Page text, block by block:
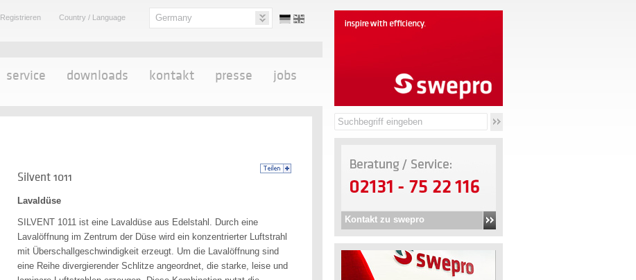
Registrieren Country / Language Germany
Kontakt zu swepro
service downloads kontakt presse jobs
Silvent 1011
Lavaldüse
SILVENT 1011 ist eine Lavaldüse aus Edelstahl. Durch eine
Lavalöffnung im Zentrum der Düse wird ein konzentrierter Luftstrahl
mit Überschallgeschwindigkeit erzeugt. Um die Lavalöffnung sind
eine Reihe divergierender Schlitze angeordnet, die starke, leise und